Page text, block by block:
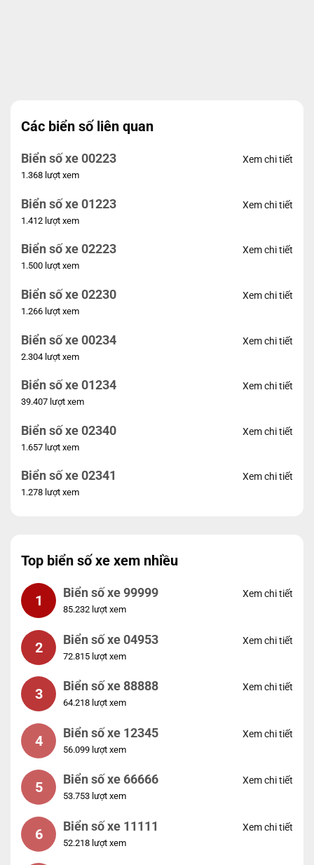
Các biển số liên quan
Biển số xe 00223
1.368 lượt xem
Xem chi tiết
Biển số xe 01223
1.412 lượt xem
Xem chi tiết
Biển số xe 02223
1.500 lượt xem
Xem chi tiết
Biển số xe 02230
1.266 lượt xem
Xem chi tiết
Biển số xe 00234
2.304 lượt xem
Xem chi tiết
Biển số xe 01234
39.407 lượt xem
Xem chi tiết
Biển số xe 02340
1.657 lượt xem
Xem chi tiết
Biển số xe 02341
1.278 lượt xem
Xem chi tiết
Top biển số xe xem nhiều
1 Biển số xe 99999
85.232 lượt xem
Xem chi tiết
2 Biển số xe 04953
72.815 lượt xem
Xem chi tiết
3 Biển số xe 88888
64.218 lượt xem
Xem chi tiết
4 Biển số xe 12345
56.099 lượt xem
Xem chi tiết
5 Biển số xe 66666
53.753 lượt xem
Xem chi tiết
6 Biển số xe 11111
52.218 lượt xem
Xem chi tiết